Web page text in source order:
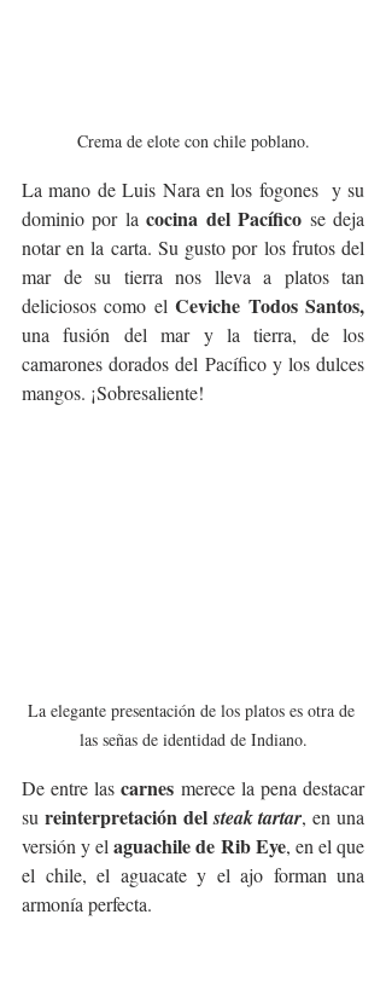
Crema de elote con chile poblano.
La mano de Luis Nara en los fogones  y su
dominio por la cocina del Pacífico se deja
notar en la carta. Su gusto por los frutos del
mar de su tierra nos lleva a platos tan
deliciosos como el Ceviche Todos Santos,
una fusión del mar y la tierra, de los
camarones dorados del Pacífico y los dulces
mangos. ¡Sobresaliente!
La elegante presentación de los platos es otra de
las señas de identidad de Indiano.
De entre las carnes merece la pena destacar
su reinterpretación del steak tartar, en una
versión y el aguachile de Rib Eye, en el que
el chile, el aguacate y el ajo forman una
armonía perfecta.